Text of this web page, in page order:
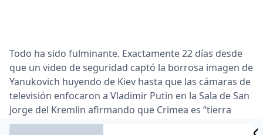
Todo ha sido fulminante. Exactamente 22 días desde
que un video de seguridad captó la borrosa imagen de
Yanukovich huyendo de Kiev hasta que las cámaras de
televisión enfocaron a Vladimir Putin en la Sala de San
Jorge del Kremlin afirmando que Crimea es “tierra
santa rusa”.